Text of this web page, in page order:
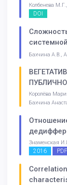
Колбенева
DOI
Бахчина А.В.,
Королёва
Бахчина
Знаменская
2016 PDF